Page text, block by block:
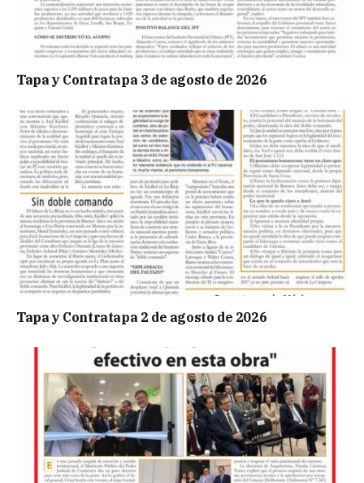
Tapa y Contratapa 3 de agosto de 2026
Tapa y Contratapa 2 de agosto de 2026